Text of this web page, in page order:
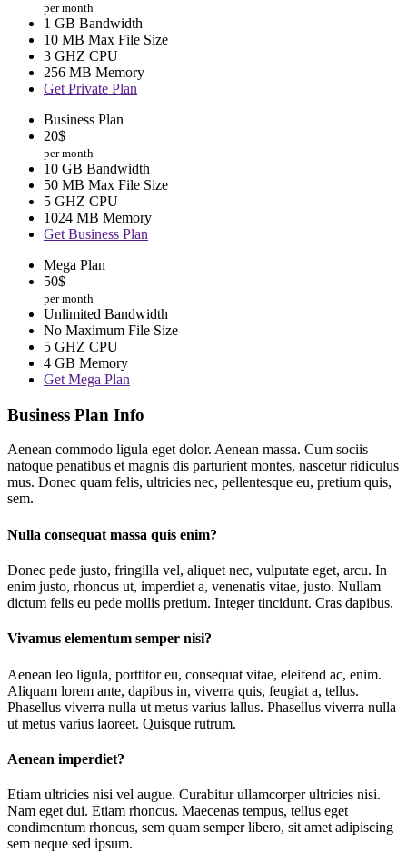
per month
1 GB Bandwidth
10 MB Max File Size
3 GHZ CPU
256 MB Memory
Get Private Plan
Business Plan
20$
per month
10 GB Bandwidth
50 MB Max File Size
5 GHZ CPU
1024 MB Memory
Get Business Plan
Mega Plan
50$
per month
Unlimited Bandwidth
No Maximum File Size
5 GHZ CPU
4 GB Memory
Get Mega Plan
Business Plan Info
Aenean commodo ligula eget dolor. Aenean massa. Cum sociis
natoque penatibus et magnis dis parturient montes, nascetur ridiculus
mus. Donec quam felis, ultricies nec, pellentesque eu, pretium quis,
sem.
Nulla consequat massa quis enim?
Donec pede justo, fringilla vel, aliquet nec, vulputate eget, arcu. In
enim justo, rhoncus ut, imperdiet a, venenatis vitae, justo. Nullam
dictum felis eu pede mollis pretium. Integer tincidunt. Cras dapibus.
Vivamus elementum semper nisi?
Aenean leo ligula, porttitor eu, consequat vitae, eleifend ac, enim.
Aliquam lorem ante, dapibus in, viverra quis, feugiat a, tellus.
Phasellus viverra nulla ut metus varius lallus. Phasellus viverra nulla
ut metus varius laoreet. Quisque rutrum.
Aenean imperdiet?
Etiam ultricies nisi vel augue. Curabitur ullamcorper ultricies nisi.
Nam eget dui. Etiam rhoncus. Maecenas tempus, tellus eget
condimentum rhoncus, sem quam semper libero, sit amet adipiscing
sem neque sed ipsum.